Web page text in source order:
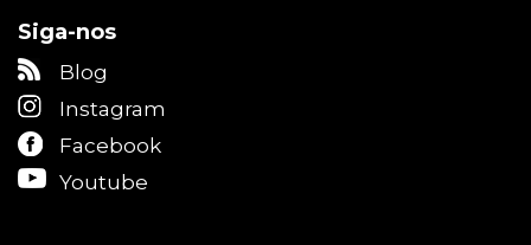
Siga-nos
Blog
Instagram
Facebook
Youtube